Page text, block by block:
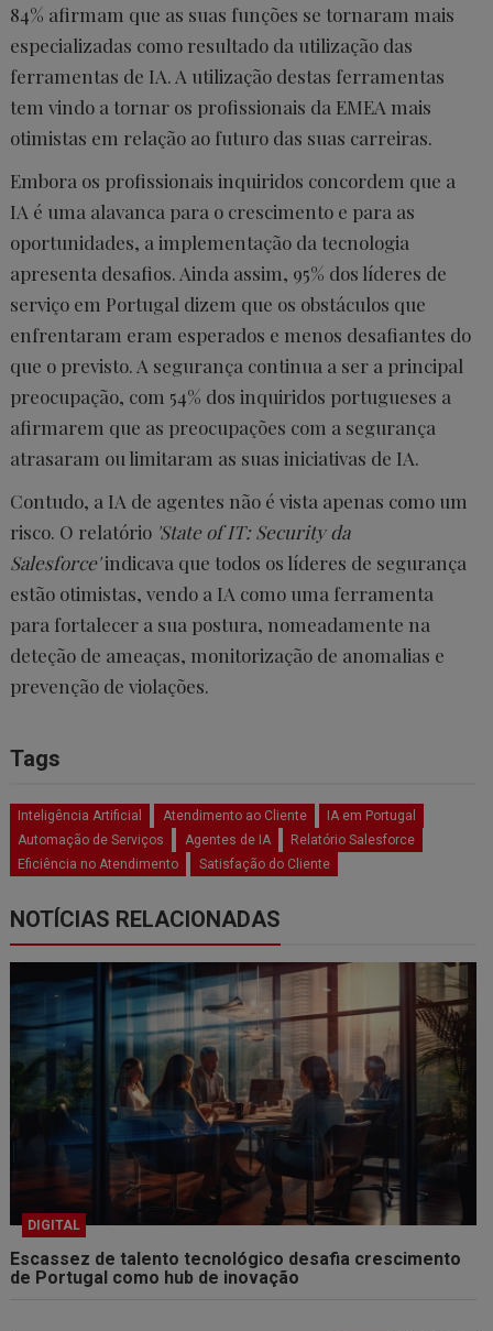
84% afirmam que as suas funções se tornaram mais
especializadas como resultado da utilização das
ferramentas de IA. A utilização destas ferramentas
tem vindo a tornar os profissionais da EMEA mais
otimistas em relação ao futuro das suas carreiras.
Embora os profissionais inquiridos concordem que a
IA é uma alavanca para o crescimento e para as
oportunidades, a implementação da tecnologia
apresenta desafios. Ainda assim, 95% dos líderes de
serviço em Portugal dizem que os obstáculos que
enfrentaram eram esperados e menos desafiantes do
que o previsto. A segurança continua a ser a principal
preocupação, com 54% dos inquiridos portugueses a
afirmarem que as preocupações com a segurança
atrasaram ou limitaram as suas iniciativas de IA.
Contudo, a IA de agentes não é vista apenas como um
risco. O relatório 'State of IT: Security da
Salesforce'indicava que todos os líderes de segurança
estão otimistas, vendo a IA como uma ferramenta
para fortalecer a sua postura, nomeadamente na
deteção de ameaças, monitorização de anomalias e
prevenção de violações.
Tags
Inteligência Artificial Atendimento ao Cliente
IA em Portugal
Automação de Serviços
Agentes de IA
Relatório Salesforce
Eficiência no Atendimento
Satisfação do Cliente
NOTÍCIAS RELACIONADAS
DIGITAL
Escassez de talento tecnológico desafia crescimento
de Portugal como hub de inovação